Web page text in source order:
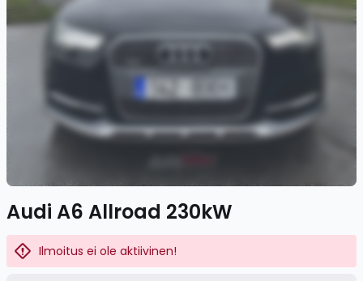
Audi A6 Allroad 230kW
Ilmoitus ei ole aktiivinen!